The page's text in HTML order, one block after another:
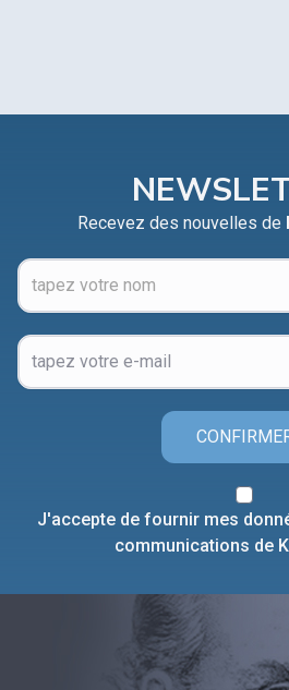
Recevez des nouvelles de
J'accepte de fournir mes
communications de